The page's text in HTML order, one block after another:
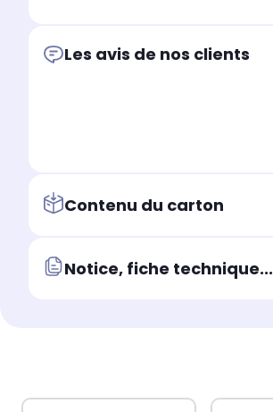
Les avis de nos clients
Contenu du carton
Notice, fiche technique...